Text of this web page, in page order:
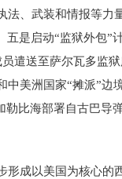
法、武装和情报等力
是启动“监狱外包”
遣送至萨尔瓦多监
美洲国家“摊派”边
勒比海部署自古巴导
形成以美国为核心的